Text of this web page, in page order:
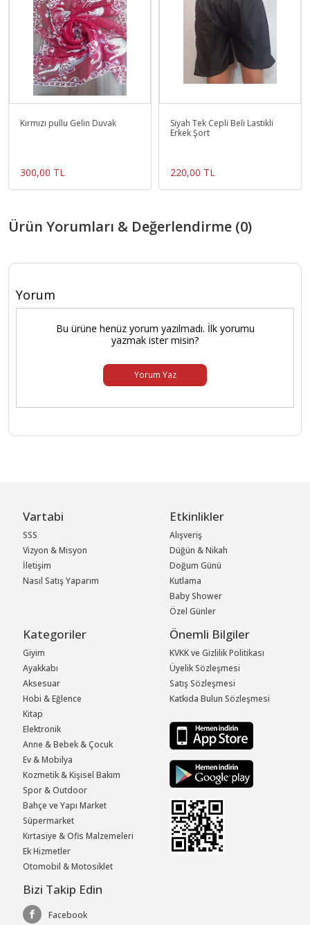
Kırmızı pullu Gelin Duvak
300,00 TL
Siyah Tek Cepli Beli Lastikli
Erkek Şort
220,00 TL
Ürün Yorumları & Değerlendirme (0)
Yorum
Bu ürüne henüz yorum yazılmadı. İlk yorumu
yazmak ister misin?
Yorum Yaz
Vartabi
SSS
Vizyon & Misyon
İletişim
Nasıl Satış Yaparım
Etkinlikler
Alışveriş
Düğün & Nikah
Doğum Günü
Kutlama
Baby Shower
Özel Günler
Kategoriler
Giyim
Ayakkabı
Aksesuar
Hobi & Eğlence
Kitap
Elektronik
Anne & Bebek & Çocuk
Ev & Mobilya
Kozmetik & Kişisel Bakım
Spor & Outdoor
Bahçe ve Yapı Market
Süpermarket
Kırtasiye & Ofis Malzemeleri
Ek Hizmetler
Otomobil & Motosiklet
Önemli Bilgiler
KVKK ve Gizlilik Politikası
Üyelik Sözleşmesi
Satış Sözleşmesi
Katkıda Bulun Sözleşmesi
Bizi Takip Edin
Facebook